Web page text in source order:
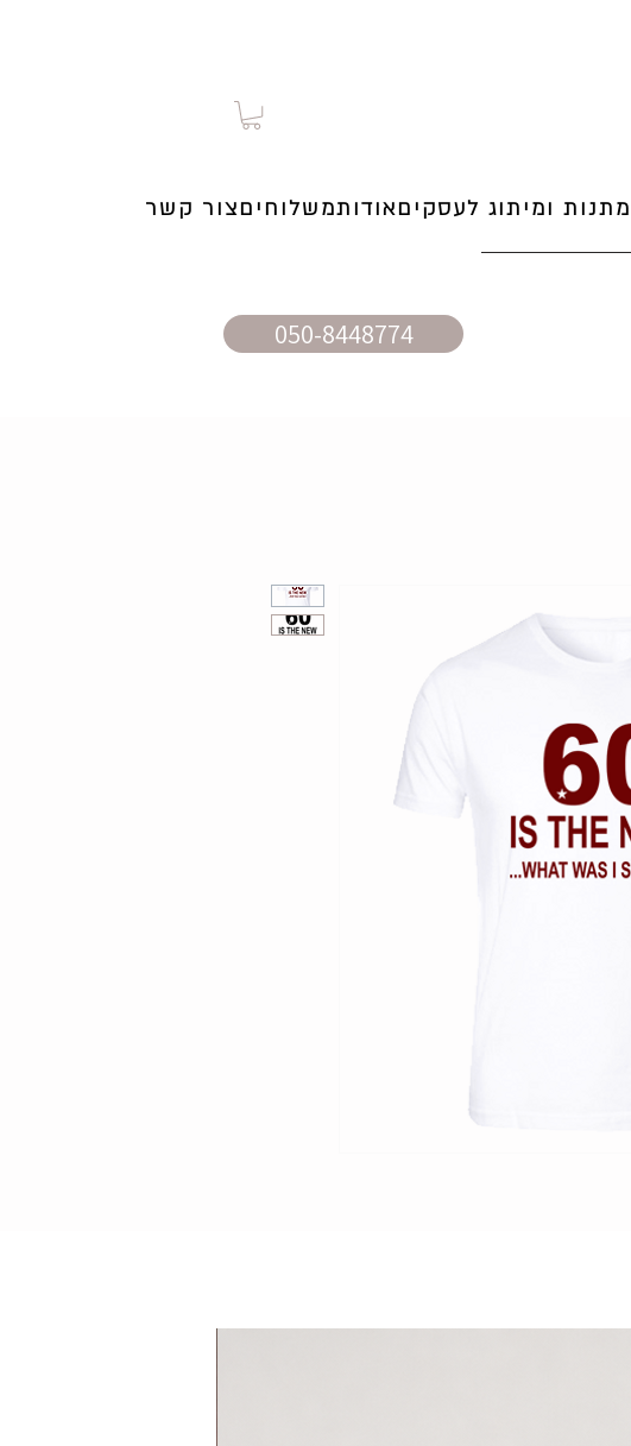
צור קשרמשלוחיםאודותמתנות ומיתוג לעסקים
050-8448774